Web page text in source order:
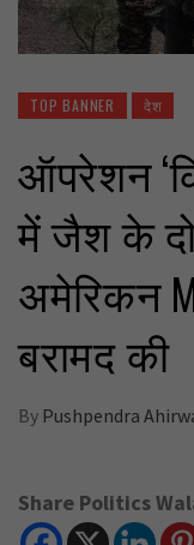
TOP BANNER देश
ऑपरेशन
में जैश के
अमेरिकन
बरामद की
By Pushpendra
Share Politics